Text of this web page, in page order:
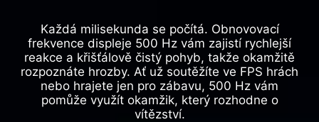
Každá milisekunda se počítá. Obnovovací
frekvence displeje 500 Hz vám zajistí rychlejší
reakce a křišťálově čistý pohyb, takže okamžitě
rozpoznáte hrozby. Ať už soutěžíte ve FPS hrách
nebo hrajete jen pro zábavu, 500 Hz vám
pomůže využít okamžik, který rozhodne o
vítězství.